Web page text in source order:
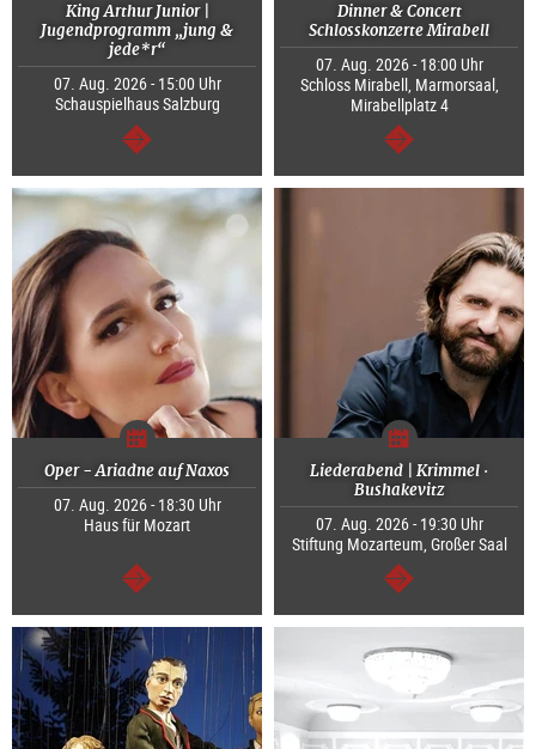
King Arthur Junior |
Jugendprogramm „jung &
jede*r“
07. Aug. 2026 - 15:00 Uhr
Schauspielhaus Salzburg
weiter
Dinner & Concert
Schlosskonzerte Mirabell
07. Aug. 2026 - 18:00 Uhr
Schloss Mirabell, Marmorsaal,
Mirabellplatz 4
weiter
Oper - Ariadne auf Naxos
07. Aug. 2026 - 18:30 Uhr
Haus für Mozart
weiter
Liederabend | Krimmel ·
Bushakevitz
07. Aug. 2026 - 19:30 Uhr
Stiftung Mozarteum, Großer Saal
weiter